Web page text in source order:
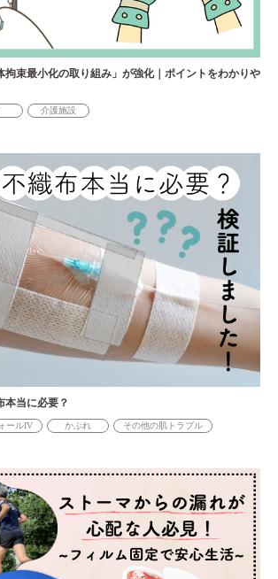
拘束最小化の取り組み」が強化｜ポイントをわかりや
介護施設
本当に必要？
ールIV かぶれ その他の肌トラブル